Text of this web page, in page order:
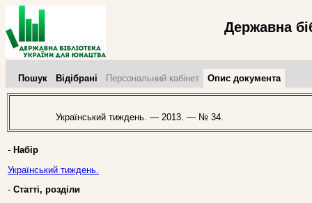
Державна
Пошук Відібрані Персональний кабінет Опис документа
Український тиждень. — 2013. — № 34.
- Набір
Український тиждень.
- Статті, розділи